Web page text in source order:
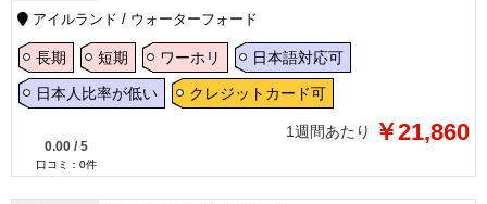
アイルランド / ウォーターフォード
長期 短期 ワーホリ 日本語対応可
日本人比率が低い クレジットカード可
0.00 / 5
口コミ： 0件
1週間あたり ￥21,860